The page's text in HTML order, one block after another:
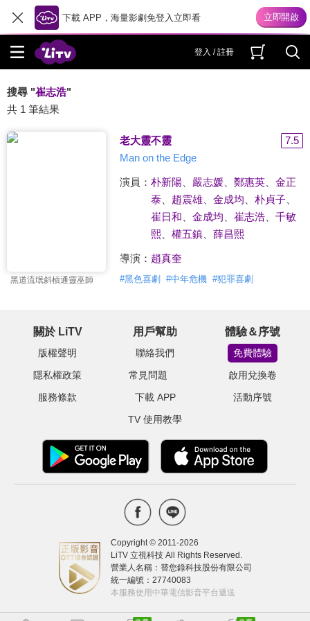
下載 APP，海量影劇免登入立即看
登入 / 註冊
搜尋 "崔志浩"
共 1 筆結果
黑道流氓斜槓通靈巫師
老大靈不靈
7.5
Man on the Edge
演員： 朴新陽、 嚴志媛、 鄭惠英、 金正
泰、 趙震雄、 金成均 朴貞子、
崔日和
金成均 崔志浩、 千敏
熙、 權五鎮、 薛昌熙
導演： 趙真奎
#黑色喜劇 #中年危機 #犯罪喜劇
關於 LiTV
版權聲明
隱私權政策
服務條款
用戶幫助
聯絡我們
常見問題
下載 APP
TV 使用教學
體驗＆序號
免費體驗
啟用兌換卷
活動序號
Copyright © 2011-2026
LiTV 立視科技 All Rights Reserved.
營業人名稱：替您錄科技股份有限公司
統一編號：27740083
本服務使用中華電信影音平台遞送